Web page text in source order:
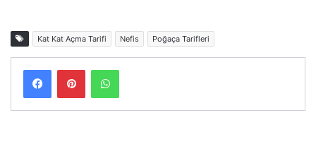
Kat Kat Açma Tarifi Nefis Poğaça Tarifleri
FacebookPinterestWhatsApp